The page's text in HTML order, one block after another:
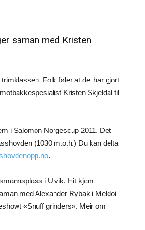
saman med Kristen
Folk føler at dei har gjort
Kristen Skjeldal til
i Salomon Norgescup 2011. Det
(1030 m.o.h.) Du kan delta
.
i Ulvik. Hit kjem
med Alexander Rybak i Meldoi
«Snuff grinders». Meir om